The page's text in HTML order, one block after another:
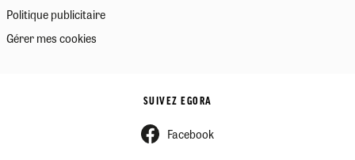
Politique publicitaire
Gérer mes cookies
SUIVEZ EGORA
Facebook